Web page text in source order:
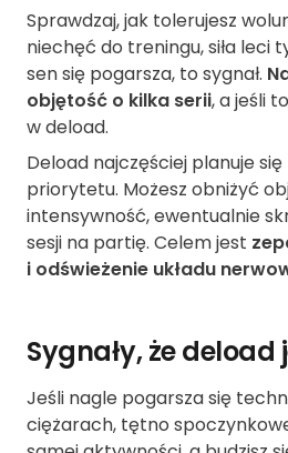
Sprawdzaj, jak tolerujesz
niechęć do treningu, siła leci
sen się pogarsza, to sygnał.
objętość o kilka serii, a jeśli
w deload.
Deload najczęściej planuje
priorytetu. Możesz obniżyć
intensywność, ewentualnie
sesji na partię. Celem jest
i odświeżenie układu
Sygnały, że deload
Jeśli nagle pogarsza się
ciężarach, tętno